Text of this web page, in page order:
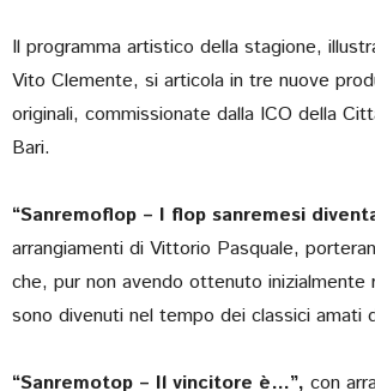
Il programma artistico della stagione,
Vito Clemente, si articola in tre nuove
originali, commissionate dalla ICO della
Bari.
“Sanremoflop – I flop sanremesi
arrangiamenti di Vittorio Pasquale,
che, pur non avendo ottenuto inizialmente
sono divenuti nel tempo dei classici amati
“Sanremotop – Il vincitore è…”, con